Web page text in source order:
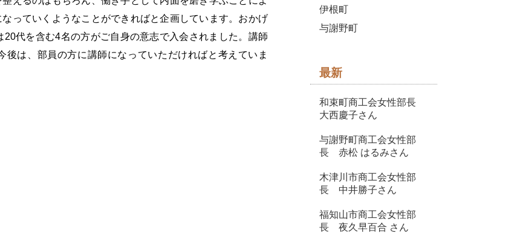
っていくようなことができればと企画しています。おかげ
代を含む4名の方がご自身の意志で入会されました。講師
は、部員の方に講師になっていただければと考えていま
伊根町
与謝野町
最新
和束町商工会女性部長
大西慶子さん
与謝野町商工会女性部
長 赤松 はるみさん
木津川市商工会女性部
長 中井勝子さん
福知山市商工会女性部
長 夜久早百合 さん